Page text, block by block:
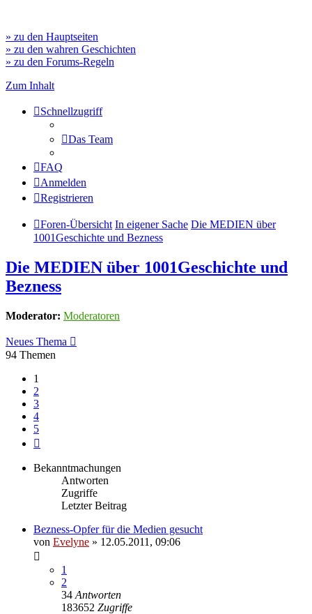
» zu den Hauptseiten
» zu den wahren Geschichten
» zu den Forums-Regeln
Zum Inhalt
Schnellzugriff
Das Team
FAQ
Anmelden
Registrieren
Foren-Übersicht In eigener Sache Die MEDIEN über
1001Geschichte und Bezness
Die MEDIEN über 1001Geschichte und
Bezness
Moderator: Moderatoren
Neues Thema
94 Themen
1
2
3
4
5
Bekanntmachungen
Antworten
Zugriffe
Letzter Beitrag
Bezness-Opfer für die Medien gesucht
von Evelyne » 12.05.2011, 09:06
1
2
34 Antworten
183652 Zugriffe